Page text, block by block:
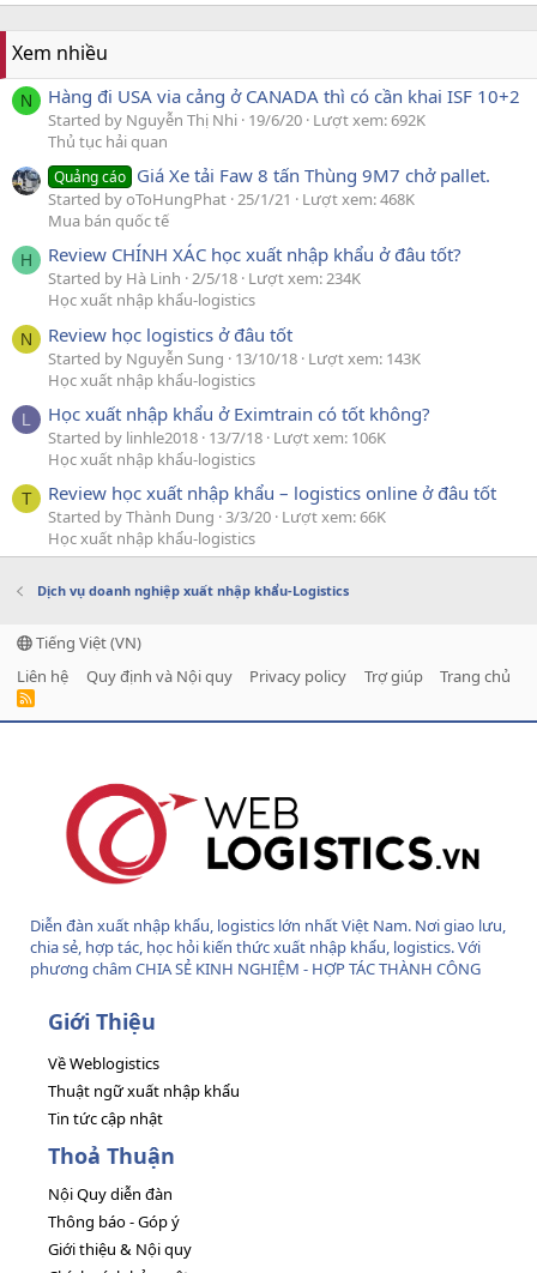
Xem nhiều
N Hàng đi USA via cảng ở CANADA thì có cần khai ISF 10+2
Started by Nguyễn Thị Nhi 19/6/20 Lượt xem: 692K
Thủ tục hải quan
Quảng cáo Giá Xe tải Faw 8 tấn Thùng 9M7 chở pallet.
Started by oToHungPhat 25/1/21
Lượt xem: 468K
Mua bán quốc tế
H Review CHÍNH XÁC học xuất nhập khẩu ở đâu tốt?
Started by Hà Linh 2/5/18 Lượt xem: 234K
Học xuất nhập khẩu-logistics
N Review học logistics ở đâu tốt
Started by Nguyễn Sung 13/10/18 Lượt xem: 143K
Học xuất nhập khẩu-logistics
L Học xuất nhập khẩu ở Eximtrain có tốt không?
Started by linhle2018 13/7/18 Lượt xem: 106K
Học xuất nhập khẩu-logistics
T Review học xuất nhập khẩu – logistics online ở đâu tốt
Started by Thành Dung 3/3/20 Lượt xem: 66K
Học xuất nhập khẩu-logistics
Dịch vụ doanh nghiệp xuất nhập khẩu-Logistics
Tiếng Việt (VN)
Liên hệ
Quy định và Nội quy Privacy policy Trợ giúp Trang chủ
R
Diễn đàn xuất nhập khẩu, logistics lớn nhất Việt Nam. Nơi giao lưu,
chia sẻ, hợp tác, học hỏi kiến thức xuất nhập khẩu, logistics. Với
phương châm CHIA SẺ KINH NGHIỆM - HỢP TÁC THÀNH CÔNG
Giới Thiệu
Về Weblogistics
Thuật ngữ xuất nhập khẩu
Tin tức cập nhật
Thoả Thuận
Nội Quy diễn đàn
Thông báo - Góp ý
Giới thiệu & Nội quy